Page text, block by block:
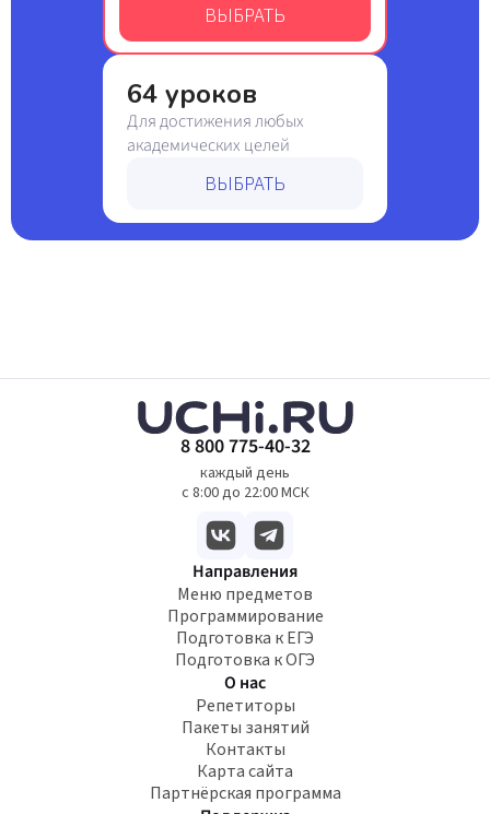
ВЫБРАТЬ
64 уроков
Для достижения любых
академических целей
ВЫБРАТЬ
8 800 775-40-32
каждый день
с 8:00 до 22:00 МСК
Направления
Меню предметов
Программирование
Подготовка к ЕГЭ
Подготовка к ОГЭ
О нас
Репетиторы
Пакеты занятий
Контакты
Карта сайта
Партнёрская программа